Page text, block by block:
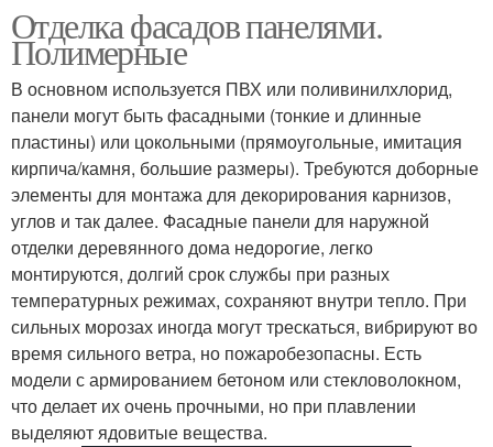
Отделка фасадов панелями.
Полимерные
В основном используется ПВХ или поливинилхлорид,
панели могут быть фасадными (тонкие и длинные
пластины) или цокольными (прямоугольные, имитация
кирпича/камня, большие размеры). Требуются доборные
элементы для монтажа для декорирования карнизов,
углов и так далее. Фасадные панели для наружной
отделки деревянного дома недорогие, легко
монтируются, долгий срок службы при разных
температурных режимах, сохраняют внутри тепло. При
сильных морозах иногда могут трескаться, вибрируют во
время сильного ветра, но пожаробезопасны. Есть
модели с армированием бетоном или стекловолокном,
что делает их очень прочными, но при плавлении
выделяют ядовитые вещества.